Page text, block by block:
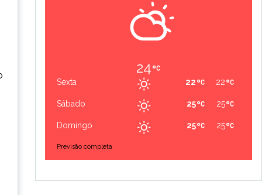
24
Sexta 22
22
Sábado 25
25
Domingo 25
25
Previsão completa